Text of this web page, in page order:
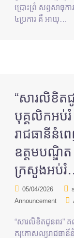
ប្រោះព្រំ សព្ទសាធុ
៤ប្រការ គឺ អាយុ…
“សារលិខិត
បុគ្គលិកអប់រំ
រាជធានីនំ
ឧត្តមបណ្ឌិត
ក្រសួងអប់រំ
05/04/2026
Announcement
“សារលិខិតជូនពរ” គ
គរុកោសល្យរាជធា